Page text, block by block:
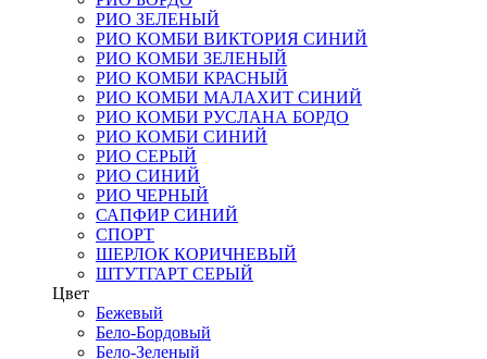
РИО ЗЕЛЕНЫЙ
РИО КОМБИ ВИКТОРИЯ СИНИЙ
РИО КОМБИ ЗЕЛЕНЫЙ
РИО КОМБИ КРАСНЫЙ
РИО КОМБИ МАЛАХИТ СИНИЙ
РИО КОМБИ РУСЛАНА БОРДО
РИО КОМБИ СИНИЙ
РИО СЕРЫЙ
РИО СИНИЙ
РИО ЧЕРНЫЙ
САПФИР СИНИЙ
СПОРТ
ШЕРЛОК КОРИЧНЕВЫЙ
ШТУТГАРТ СЕРЫЙ
Цвет
Бежевый
Бело-Бордовый
Бело-Зеленый